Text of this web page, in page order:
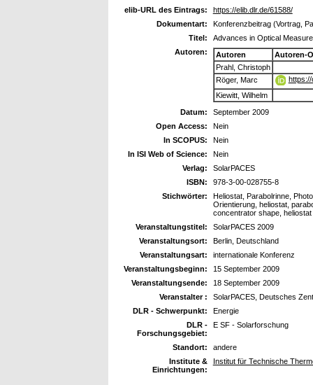
elib-URL des Eintrags:
https://elib.dlr.de/61588/
Dokumentart:
Konferenzbeitrag (Vortrag,
Titel:
Advances in Optical
Autoren:
Autoren
Autoren-
Prahl, Christoph
Röger, Marc
Kiewitt, Wilhelm
Datum:
September 2009
Open Access:
Nein
In SCOPUS:
Nein
In ISI Web of Science:
Nein
Verlag:
SolarPACES
ISBN:
978-3-00-028755-8
Stichwörter:
Heliostat, Parabolrinne,
Orientierung, heliostat,
concentrator shape, heliostat
Veranstaltungstitel:
SolarPACES 2009
Veranstaltungsort:
Berlin, Deutschland
Veranstaltungsart:
internationale Konferenz
Veranstaltungsbeginn:
15 September 2009
Veranstaltungsende:
18 September 2009
Veranstalter :
SolarPACES, Deutsches
DLR - Schwerpunkt:
Energie
DLR -
Forschungsgebiet:
E SF - Solarforschung
Standort:
andere
Institute &
Einrichtungen:
Institut für Technische